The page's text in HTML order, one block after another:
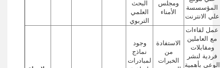
المؤسسسة
علي الانترنت
ومجلس
الأمناء
البحث
العلمي
التربوي
عمل لقاءات
مع العاملين
ومقابلات
فردية لنشر
الوعي بأهمية
الاستفادة
من
الخبرات
وجود
نماذج
لمبادرات